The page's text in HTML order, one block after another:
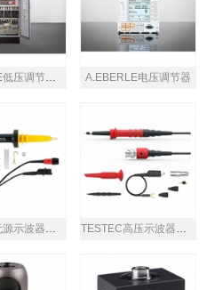
A.EBERLE低压调节系统 A.EBERLE电压调节器
TESTEC无源示波器探头 TESTEC高压示波器探头